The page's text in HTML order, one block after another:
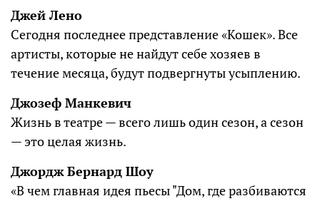
Джей Лено
Сегодня последнее представление «Кошек». Все
артисты, которые не найдут себе хозяев в
течение месяца, будут подвергнуты усыплению.
Джозеф Манкевич
Жизнь в театре — всего лишь один сезон, а сезон
— это целая жизнь.
Джордж Бернард Шоу
«В чем главная идея пьесы "Дом, где разбиваются